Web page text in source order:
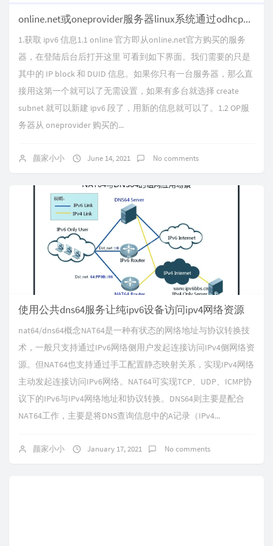
online.net或oneprovider服务器linux系统通过odhcp6配置ipv6
1.获取 ipv6 信息1.1 online 官方即从online.net官方购买的服务
器，在登陆后台后打开这里 可看到如下界面。我们需要的只是
其中的 IP block 和 DUID 信息。如果你只有一台服务器，那么直
接用这第一个就可以了无需设置，如果有多台就选择 create
subnet 就可以新建 ipv6 段了，用新的信息就可以了。1.2 OP服
务器从 oneprovider 购买的...
颜家小小 June 14, 2021 No comments
使用公共dns64服务让纯ipv6设备访问ipv4网络资源
nat64/dns64概念NAT64是一种有状态的网络地址与协议转换技
术，一般只支持通过IPv6网络侧用户发起连接访问IPv4侧网络资
源。但NAT64也支持通过手工配置静态映射关系，实现IPv4网络
主动发起连接访问IPv6网络。NAT64可实现TCP、UDP、ICMP协
议下的IPv6与IPv4网络地址和协议转换。DNS64则主要是配合
NAT64工作，主要是将DNS查询信息中的A记录（IPv4...
颜家小小 January 17, 2021 No comments